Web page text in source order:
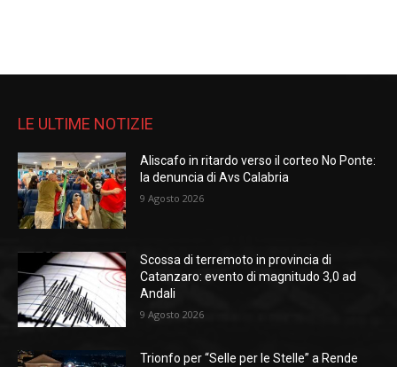
LE ULTIME NOTIZIE
Aliscafo in ritardo verso il corteo No Ponte:
la denuncia di Avs Calabria
9 Agosto 2026
Scossa di terremoto in provincia di
Catanzaro: evento di magnitudo 3,0 ad
Andali
9 Agosto 2026
Trionfo per “Selle per le Stelle” a Rende